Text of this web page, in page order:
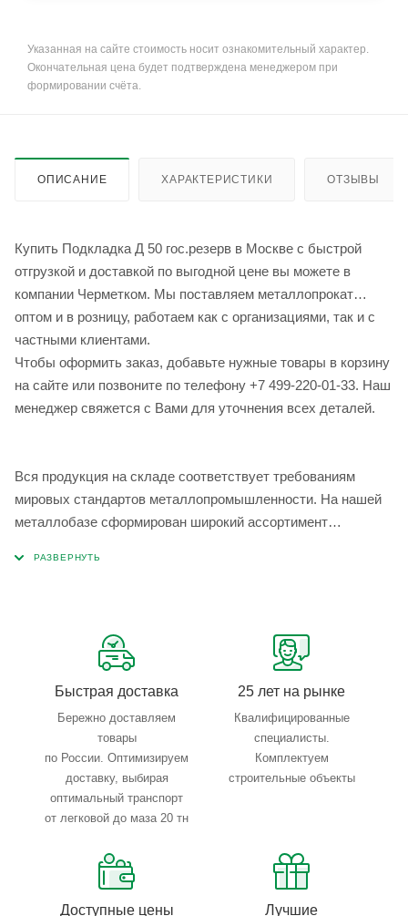
Указанная на сайте стоимость носит ознакомительный характер.
Окончательная цена будет подтверждена менеджером при
формировании счёта.
ОПИСАНИЕ ХАРАКТЕРИСТИКИ ОТЗЫВЫ
Купить Подкладка Д 50 гос.резерв в Москве с быстрой
отгрузкой и доставкой по выгодной цене вы можете в
компании Черметком. Мы поставляем металлопрокат
оптом и в розницу, работаем как с организациями, так и с
частными клиентами.
Чтобы оформить заказ, добавьте нужные товары в корзину
на сайте или позвоните по телефону +7 499-220-01-33. Наш
менеджер свяжется с Вами для уточнения всех деталей.
Вся продукция на складе соответствует требованиям
мировых стандартов металлопромышленности. На нашей
металлобазе сформирован широкий ассортимент
Быстрая доставка
Бережно доставляем
товары
по России. Оптимизируем
доставку, выбирая
оптимальный транспорт
от легковой до маза 20 тн
25 лет на рынке
Квалифицированные
специалисты.
Комплектуем
строительные объекты
Доступные цены Лучшие